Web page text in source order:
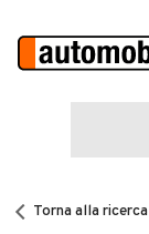
CERCA
Torna alla ricerca